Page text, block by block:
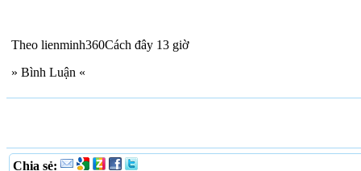
Theo lienminh360Cách đây 13 giờ
» Bình Luận «
Chia sẻ: